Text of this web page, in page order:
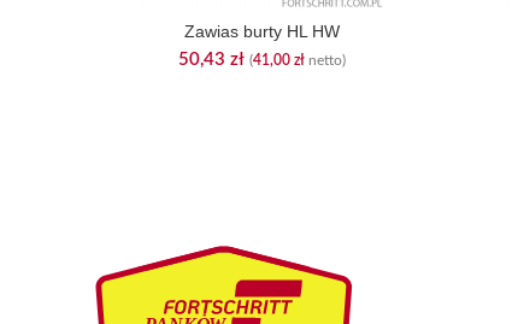
Zawias burty HL HW
50,43 zł (41,00 zł netto)